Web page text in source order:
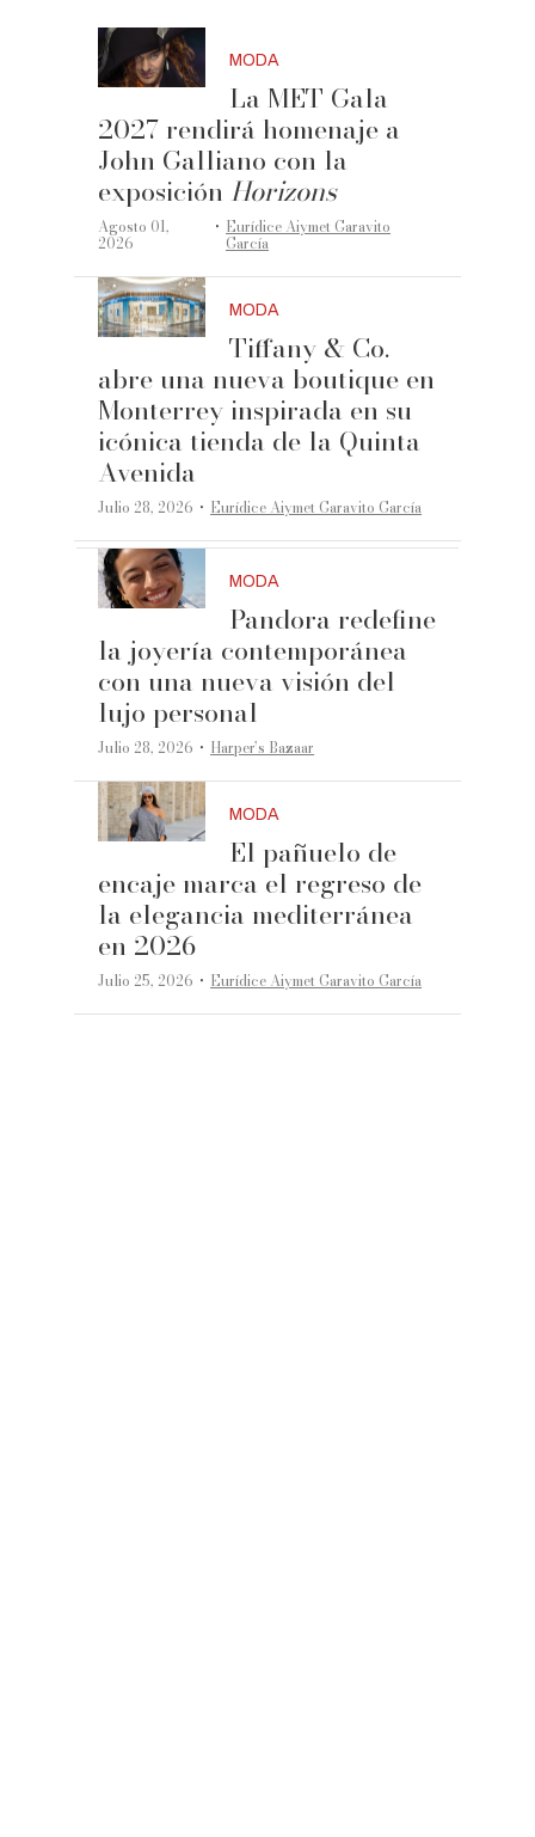
MODA
La MET Gala
2027 rendirá homenaje a
John Galliano con la
exposición Horizons
Agosto 01,
2026 ·Eurídice Aiymet Garavito
García
MODA
Tiffany & Co.
abre una nueva boutique en
Monterrey inspirada en su
icónica tienda de la Quinta
Avenida
Julio 28, 2026 ·Eurídice Aiymet Garavito García
MODA
Pandora redefine
la joyería contemporánea
con una nueva visión del
lujo personal
Julio 28, 2026 ·Harper’s Bazaar
MODA
El pañuelo de
encaje marca el regreso de
la elegancia mediterránea
en 2026
Julio 25, 2026 ·Eurídice Aiymet Garavito García